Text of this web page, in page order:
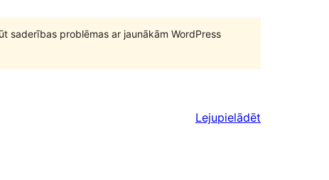
saderības problēmas ar jaunākām WordPress
Lejupielādēt